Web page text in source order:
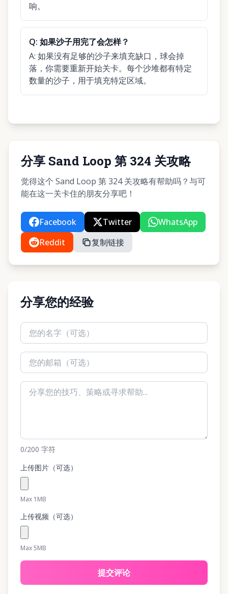
响。
Q: 如果沙子用完了会怎样？
A: 如果没有足够的沙子来填充缺口，球会掉
落，你需要重新开始关卡。每个沙堆都有特定
数量的沙子，用于填充特定区域。
分享 Sand Loop 第 324 关攻略
觉得这个 Sand Loop 第 324 关攻略有帮助吗？与可
能在这一关卡住的朋友分享吧！
Facebook Twitter
WhatsApp
Reddit
复制链接
分享您的经验
0/200 字符
上传图片（可选）
Max 1MB
上传视频（可选）
Max 5MB
提交评论